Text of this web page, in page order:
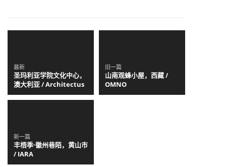
最新
圣玛利亚学院文化中心，
澳大利亚 / Architectus
旧一篇
山南观蜂小屋，西藏 /
OMNO
新一篇
丰梧季·徽州巷陌，黄山市
/ IARA